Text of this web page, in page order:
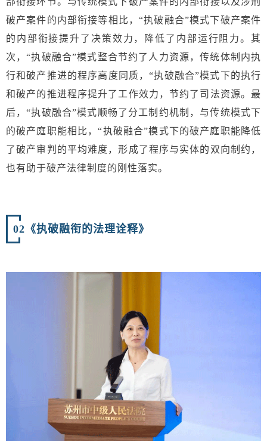
破产案件的内部衔接等相比，“执破融合”模式下破产案件
的内部衔接提升了决策效力，降低了内部运行阻力。其
次，“执破融合”模式整合节约了人力资源，传统体制内执
行和破产推进的程序高度同质，“执破融合”模式下的执行
和破产的推进程序提升了工作效力，节约了司法资源。最
后，“执破融合”模式顺畅了分工制约机制，与传统模式下
的破产庭职能相比，“执破融合”模式下的破产庭职能降低
了破产审判的平均难度，形成了程序与实体的双向制约，
也有助于破产法律制度的刚性落实。
02 《执破融衔的法理诠释》